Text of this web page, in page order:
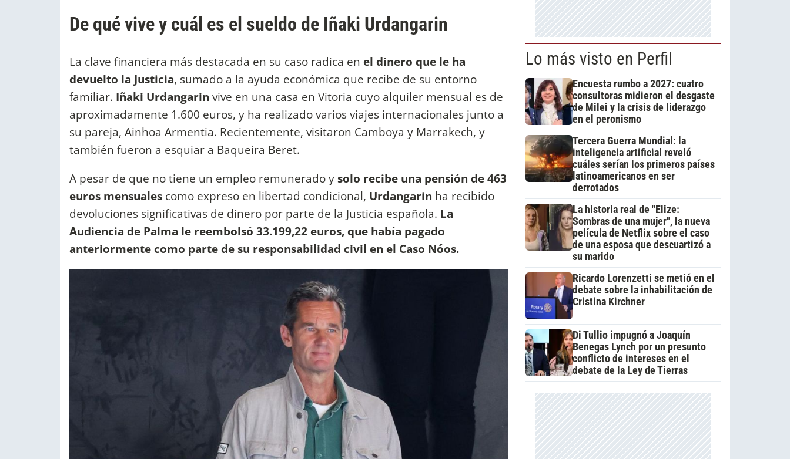
De qué vive y cuál es el sueldo de Iñaki Urdangarin
La clave financiera más destacada en su caso radica en el dinero que le ha
devuelto la Justicia, sumado a la ayuda económica que recibe de su entorno
familiar. Iñaki Urdangarin vive en una casa en Vitoria cuyo alquiler mensual es de
aproximadamente 1.600 euros, y ha realizado varios viajes internacionales junto a
su pareja, Ainhoa Armentia. Recientemente, visitaron Camboya y Marrakech, y
también fueron a esquiar a Baqueira Beret.
A pesar de que no tiene un empleo remunerado ysolo recibe una pensión de 463
euros mensuales como expreso en libertad condicional, Urdangarin ha recibido
devoluciones significativas de dinero por parte de la Justicia española. La
Audiencia de Palma le reembolsó 33.199,22 euros, que había pagado
anteriormente como parte de su responsabilidad civil en el Caso Nóos.
Lo más visto en Perfil
Encuesta rumbo a 2027: cuatro
consultoras midieron el desgaste
de Milei y la crisis de liderazgo
en el peronismo
Tercera Guerra Mundial: la
inteligencia artificial reveló
cuáles serían los primeros países
latinoamericanos en ser
derrotados
La historia real de "Elize:
Sombras de una mujer", la nueva
película de Netflix sobre el caso
de una esposa que descuartizó a
su marido
Ricardo Lorenzetti se metió en el
debate sobre la inhabilitación de
Cristina Kirchner
Di Tullio impugnó a Joaquín
Benegas Lynch por un presunto
conflicto de intereses en el
debate de la Ley de Tierras